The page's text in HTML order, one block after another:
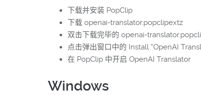
下载并安装 PopClip
下载 openai-translator.popclipextz
双击下载完毕的 openai-
点击弹出窗口中的 Install “OpenAI
在 PopClip 中开启 OpenAI Translator
Windows